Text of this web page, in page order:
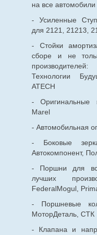
на все автомобили
- Усиленные
для 2121, 21213,
- Стойки
сборе и не
Технологии
ATECH
- Оригинальные
Marel
- Автомобильная
- Боковые
Автокомпонент,
- Поршни для
лучших
FederalMogul,
- Поршневые
МоторДеталь, СТК
- Клапана и